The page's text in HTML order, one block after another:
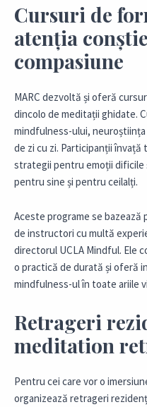
Cursuri de
atenția
compasiune
MARC dezvoltă și oferă
dincolo de meditații ghidate.
mindfulness-ului, neuroștiința
de zi cu zi. Participanții
strategii pentru emoții dificile
pentru sine și pentru ceilalți.
Aceste programe se
de instructori cu multă
directorul UCLA Mindful. Ele
o practică de durată și oferă
mindfulness-ul în toate ariile
Retrageri
meditation
Pentru cei care vor o
organizează retrageri